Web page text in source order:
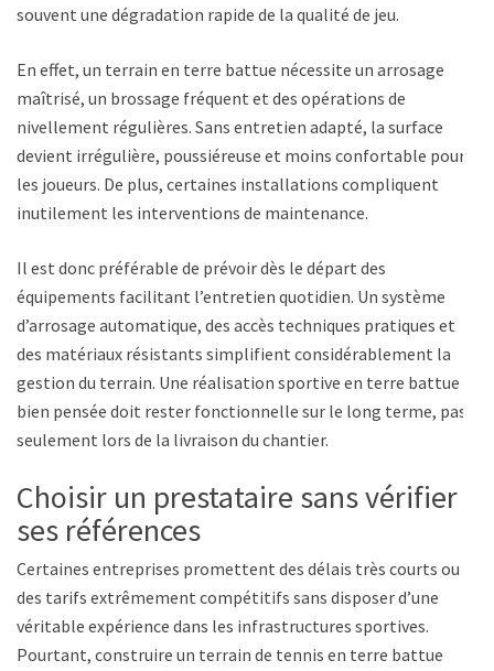
souvent une dégradation rapide de la qualité de jeu.
En effet, un terrain en terre battue nécessite un arrosage
maîtrisé, un brossage fréquent et des opérations de
nivellement régulières. Sans entretien adapté, la surface
devient irrégulière, poussiéreuse et moins confortable pour
les joueurs. De plus, certaines installations compliquent
inutilement les interventions de maintenance.
Il est donc préférable de prévoir dès le départ des
équipements facilitant l’entretien quotidien. Un système
d’arrosage automatique, des accès techniques pratiques et
des matériaux résistants simplifient considérablement la
gestion du terrain. Une réalisation sportive en terre battue
bien pensée doit rester fonctionnelle sur le long terme, pas
seulement lors de la livraison du chantier.
Choisir un prestataire sans vérifier
ses références
Certaines entreprises promettent des délais très courts ou
des tarifs extrêmement compétitifs sans disposer d’une
véritable expérience dans les infrastructures sportives.
Pourtant, construire un terrain de tennis en terre battue